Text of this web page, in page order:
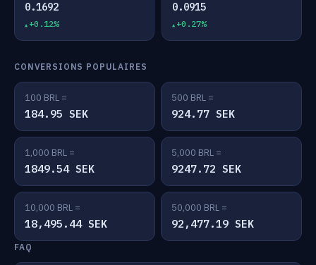
0.1692
+0.12%
0.0915
+0.27%
CONVERSIONS POPULAIRES
100 BRL =
184.95 SEK
500 BRL =
924.77 SEK
1,000 BRL =
1849.54 SEK
5,000 BRL =
9247.72 SEK
10,000 BRL =
18,495.44 SEK
50,000 BRL =
92,477.19 SEK
FAQ